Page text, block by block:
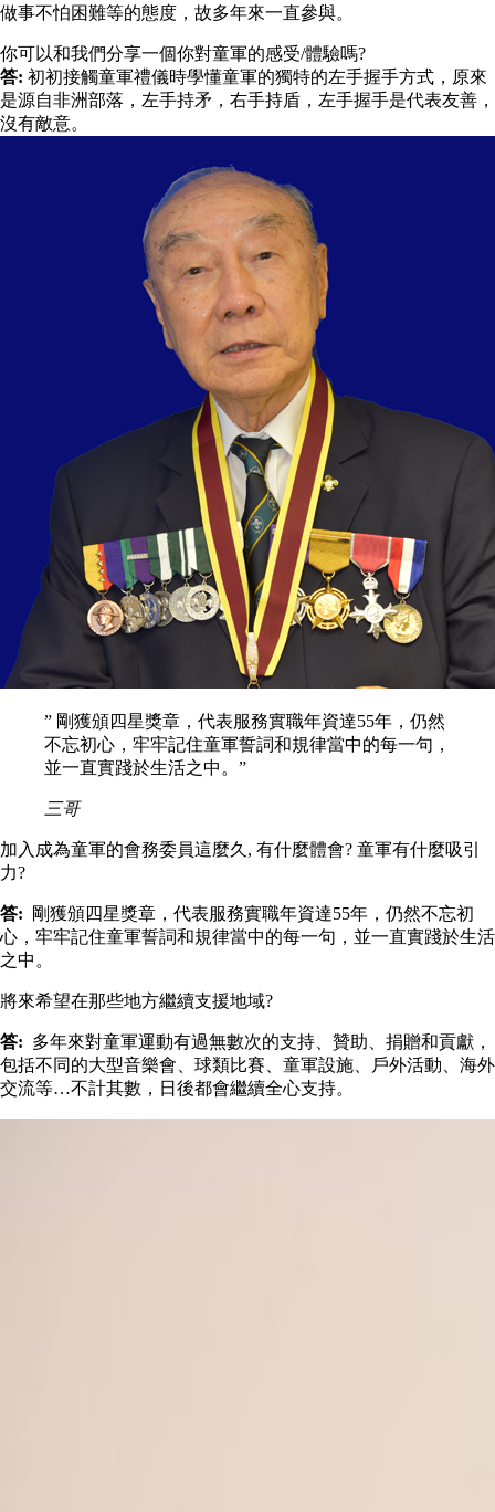
做事不怕困難等的態度，故多年來一直參與。
你可以和我們分享一個你對童軍的感受/體驗嗎?
答: 初初接觸童軍禮儀時學懂童軍的獨特的左手握手方式，原來
是源自非洲部落，左手持矛，右手持盾，左手握手是代表友善，
沒有敵意。
” 剛獲頒四星獎章，代表服務實職年資達55年，仍然
不忘初心，牢牢記住童軍誓詞和規律當中的每一句，
並一直實踐於生活之中。”
三哥
加入成為童軍的會務委員這麼久, 有什麼體會? 童軍有什麼吸引
力?
答: 剛獲頒四星獎章，代表服務實職年資達55年，仍然不忘初
心，牢牢記住童軍誓詞和規律當中的每一句，並一直實踐於生活
之中。
將來希望在那些地方繼續支援地域?
答: 多年來對童軍運動有過無數次的支持、贊助、捐贈和貢獻，
包括不同的大型音樂會、球類比賽、童軍設施、戶外活動、海外
交流等…不計其數，日後都會繼續全心支持。